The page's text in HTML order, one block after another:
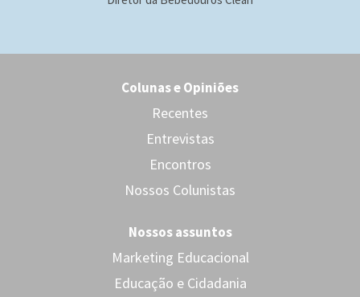
Colunas e Opiniões
Recentes
Entrevistas
Encontros
Nossos Colunistas
Nossos assuntos
Marketing Educacional
Educação e Cidadania